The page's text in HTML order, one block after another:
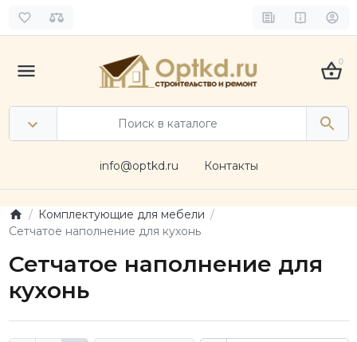
0
info@optkd.ru Контакты
Комплектующие для мебели
Сетчатое наполнение для кухонь
Сетчатое наполнение для
кухонь